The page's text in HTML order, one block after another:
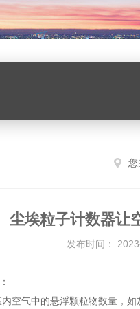
您
尘埃粒子计数器让
发布时间：
气中的悬浮颗粒物数量，如